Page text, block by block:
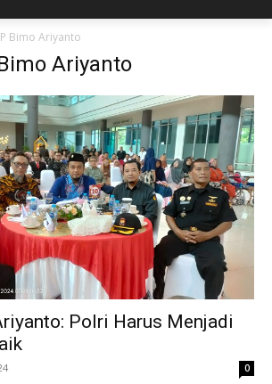
Bimo Ariyanto
Ariyanto
Polri Harus Menjadi
0